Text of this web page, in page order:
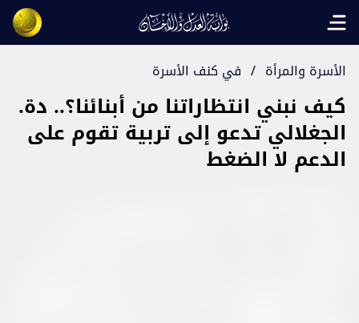
Open main menu
الأسرة والمرأة / في كنف الأسرة
كيف نبني انتظاراتنا من أبنائنا؟.. دة.
الجغلالي تدعو إلى تربية تقوم على
الدعم لا الضغط